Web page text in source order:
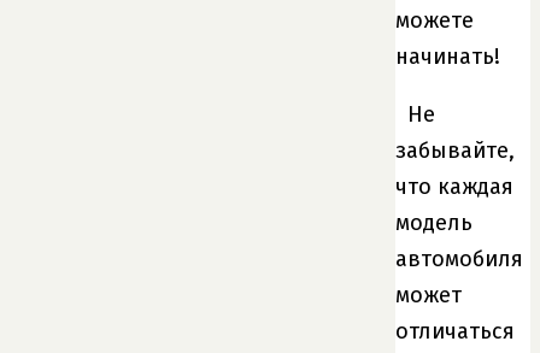
можете
начинать!
Не
забывайте,
что каждая
модель
автомобиля
может
отличаться